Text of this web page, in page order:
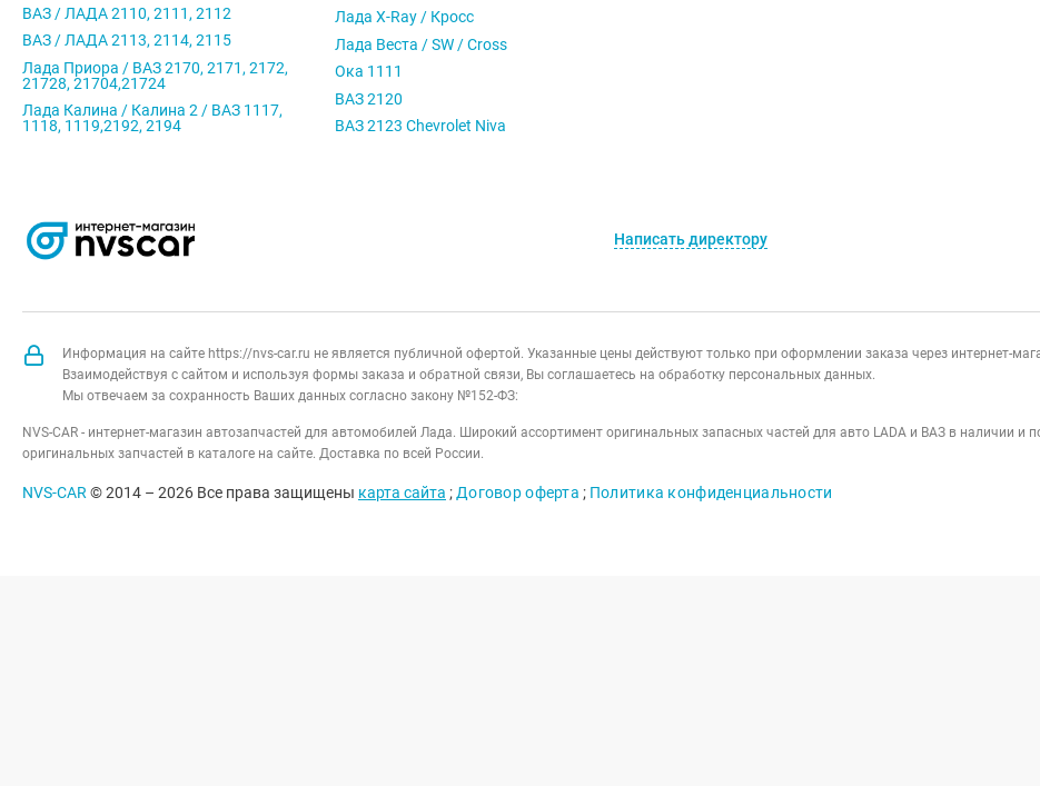
ВАЗ / ЛАДА 2110, 2111, 2112
ВАЗ / ЛАДА 2113, 2114, 2115
Лада Приора / ВАЗ 2170, 2171, 2172,
21728, 21704,21724
Лада Калина / Калина 2 / ВАЗ 1117,
1118, 1119,2192, 2194
Лада X-Ray / Кросс
Лада Веста / SW / Cross
Ока 1111
ВАЗ 2120
ВАЗ 2123 Chevrolet Niva
Написать директору
Информация на сайте https://nvs-car.ru не является публичной офертой. Указанные цены действуют только при оформлении заказа через интернет-
Взаимодействуя с сайтом и используя формы заказа и обратной связи, Вы соглашаетесь на обработку персональных данных.
Мы отвечаем за сохранность Ваших данных согласно закону №152-ФЗ:
NVS-CAR - интернет-магазин автозапчастей для автомобилей Лада. Широкий ассортимент оригинальных запасных частей для авто LADA и ВАЗ в наличии
оригинальных запчастей в каталоге на сайте. Доставка по всей России.
NVS-CAR © 2014 – 2026 Все права защищены карта сайта ; Договор оферта ; Политика конфиденциальности